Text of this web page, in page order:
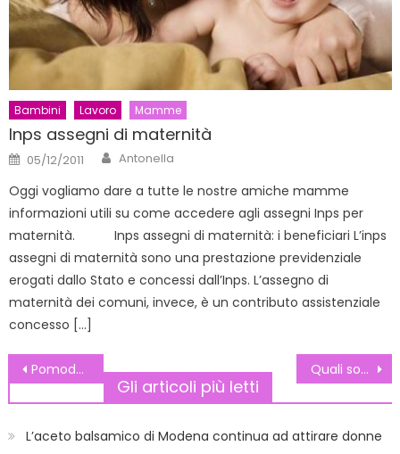
Bambini Lavoro Mamme
Inps assegni di maternità
Posted
on
05/12/2011 Author
Antonella
Oggi vogliamo dare a tutte le nostre amiche mamme
informazioni utili su come accedere agli assegni Inps per
maternità. Inps assegni di maternità: i beneficiari L’inps
assegni di maternità sono una prestazione previdenziale
erogati dallo Stato e concessi dall’Inps. L’assegno di
maternità dei comuni, invece, è un contributo assistenziale
concesso […]
Navigazione
articoli
Pomodorini ripieni Quali sono i documenti del neonato?
Gli articoli più letti
L’aceto balsamico di Modena continua ad attirare donne